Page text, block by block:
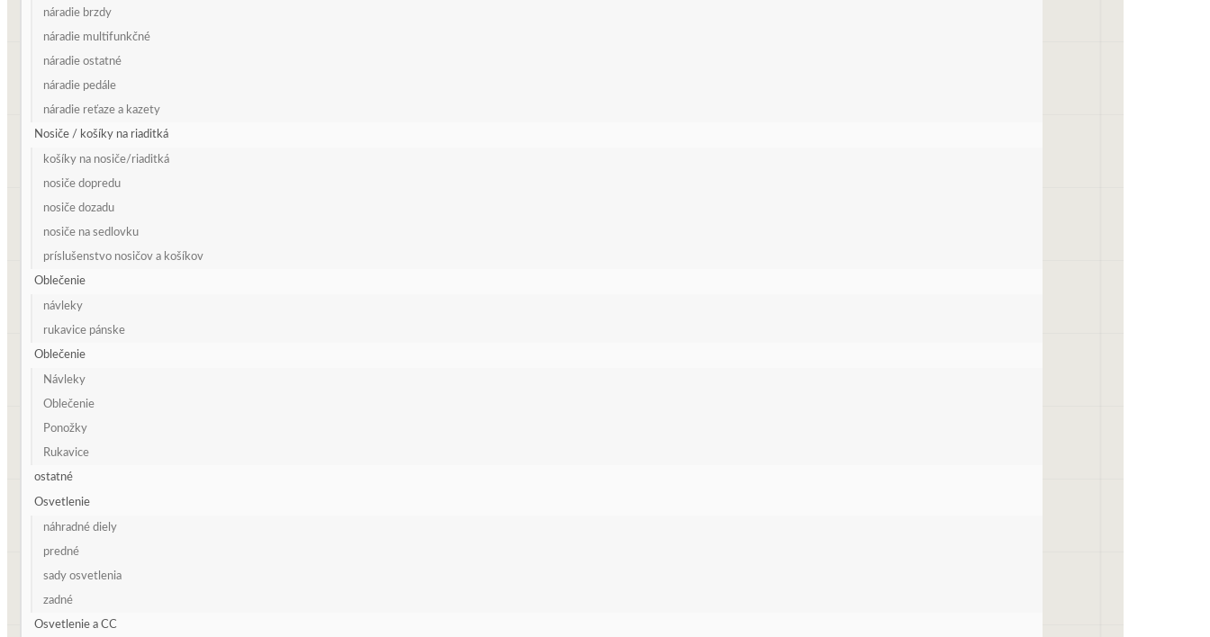
náradie brzdy
náradie multifunkčné
náradie ostatné
náradie pedále
náradie reťaze a kazety
Nosiče / košíky na riaditká
košíky na nosiče/riaditká
nosiče dopredu
nosiče dozadu
nosiče na sedlovku
príslušenstvo nosičov a košíkov
Oblečenie
návleky
rukavice pánske
Oblečenie
Návleky
Oblečenie
Ponožky
Rukavice
ostatné
Osvetlenie
náhradné diely
predné
sady osvetlenia
zadné
Osvetlenie a CC